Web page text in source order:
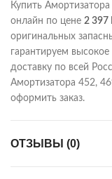
Купить
онлайн по цене 2 397
оригинальных
гарантируем
доставку по всей
Амортизатора 452,
оформить заказ.
ОТЗЫВЫ (0)